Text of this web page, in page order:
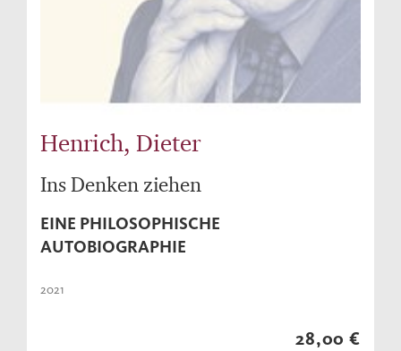
Henrich, Dieter
Ins Denken ziehen
EINE PHILOSOPHISCHE
AUTOBIOGRAPHIE
2021
28,00 €